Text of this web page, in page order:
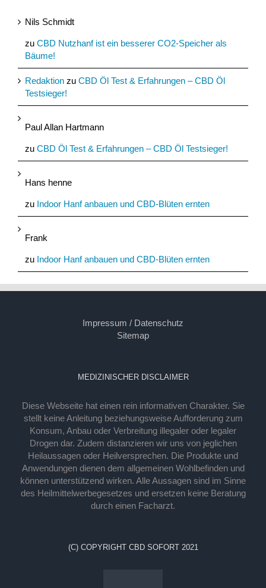
Nils Schmidt
zu CBD Nutzhanf ist ein besserer CO2-Speicher als
Bäume!
Redaktion zu CBD Öl Test & Erfahrungen – CBD Öl
Testsieger!
Paul Allan Hartmann
zu CBD Öl Test & Erfahrungen – CBD Öl Testsieger!
Hans henne
zu Indoor Hanf anbauen und CBD-Blüten ernten
Frank
zu Indoor Hanf anbauen und CBD-Blüten ernten
Impressum / Datenschutz
Sitemap
MEDIZINISCHER DISCLAIMER
Diese Webseite hat einen rein informativen Charakter. Sie
stellt keine Anleitung beziehungsweise Aufforderung zum
Konsum, Anbau oder Verbreitung illegaler oder legaler
Drogen dar. Zudem distanzieren wir uns von jeglichen
Heilaussagen oder Heilversprechen. Die Produkte und
Anwendungen dienen dem allgemeinen Wohlbefinden und
können unterstützend wirken. Alle Aussagen sind im Sinne
des Heilmittelwerbegesetzes und ersetzen keine Beratung
durch einen Facharzt.
(C) COPYRIGHT CBD SOFORT 2021